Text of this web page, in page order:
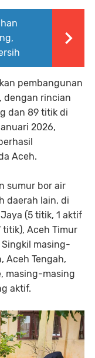
pembangunan
dengan rincian
dan 89 titik di
2026,
Aceh.
sumur bor air
daerah lain, di
(5 titik, 1 aktif
titik), Aceh Timur
Singkil masing-
Aceh Tengah,
masing-masing
aktif.